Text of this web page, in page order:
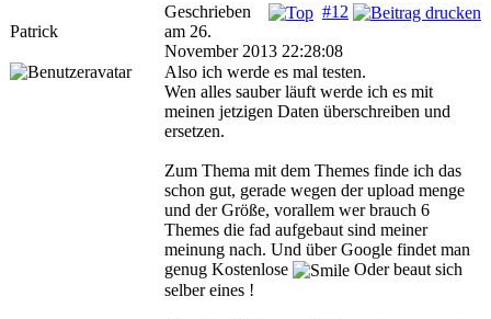
Patrick
#12
Geschrieben
am 26.
November 2013 22:28:08
Also ich werde es mal testen.
Wen alles sauber läuft werde ich es mit
meinen jetzigen Daten überschreiben und
ersetzen.
Zum Thema mit dem Themes finde ich das
schon gut, gerade wegen der upload menge
und der Größe, vorallem wer brauch 6
Themes die fad aufgebaut sind meiner
meinung nach. Und über Google findet man
genug Kostenlose
Oder beaut sich
selber eines !